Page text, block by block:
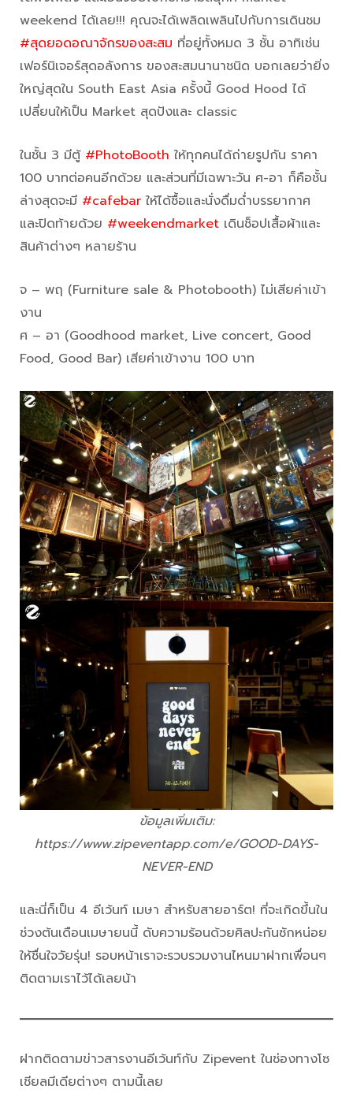
weekend ได้เลย!!! คุณจะได้เพลิดเพลินไปกับการเดินชม
#สุดยอดอณาจักรของสะสม ที่อยู่ทั้งหมด 3 ชั้น อาทิเช่น
เฟอร์นิเจอร์สุดอลังการ ของสะสมนานาชนิด บอกเลยว่ายิ่ง
ใหญ่สุดใน South East Asia ครั้งนี้ Good Hood ได้
เปลี่ยนให้เป็น Market สุดปังและ classic
ในชั้น 3 มีตู้ #PhotoBooth ให้ทุกคนได้ถ่ายรูปกัน ราคา
100 บาทต่อคนอีกด้วย และส่วนที่มีเฉพาะวัน ศ-อา ก็คือชั้น
ล่างสุดจะมี #cafebar ให้ได้ซื้อและนั่งดื่มด่ำบรรยากาศ
และปิดท้ายด้วย #weekendmarket เดินช็อปเสื้อผ้าและ
สินค้าต่างๆ หลายร้าน
จ – พฤ (Furniture sale & Photobooth) ไม่เสียค่าเข้า
งาน
ศ – อา (Goodhood market, Live concert, Good
Food, Good Bar) เสียค่าเข้างาน 100 บาท
ข้อมูลเพิ่มเติม:
https://www.zipeventapp.com/e/GOOD-DAYS-
NEVER-END
และนี่ก็เป็น 4 อีเว้นท์ เมษา สำหรับสายอาร์ต! ที่จะเกิดขึ้นใน
ช่วงต้นเดือนเมษายนนี้ ดับความร้อนด้วยศิลปะกันซักหน่อย
ให้ชื่นใจวัยรุ่น! รอบหน้าเราจะรวบรวมงานไหนมาฝากเพื่อนๆ
ติดตามเราไว้ได้เลยน้า
ฝากติดตามข่าวสารงานอีเว้นท์กับ Zipevent ในช่องทางโซ
เชียลมีเดียต่างๆ ตามนี้เลย